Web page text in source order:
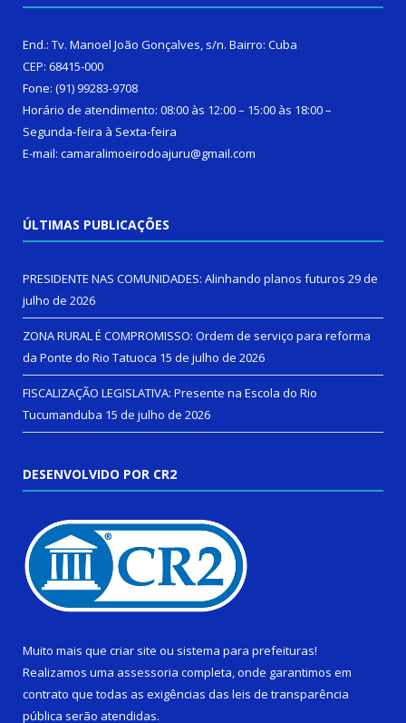
End.: Tv. Manoel João Gonçalves, s/n. Bairro: Cuba
CEP: 68415-000
Fone: (91) 99283-9708
Horário de atendimento: 08:00 às 12:00 – 15:00 às 18:00 –
Segunda-feira à Sexta-feira
E-mail: camaralimoeirodoajuru@gmail.com
ÚLTIMAS PUBLICAÇÕES
PRESIDENTE NAS COMUNIDADES: Alinhando planos futuros 29 de
julho de 2026
ZONA RURAL É COMPROMISSO: Ordem de serviço para reforma
da Ponte do Rio Tatuoca 15 de julho de 2026
FISCALIZAÇÃO LEGISLATIVA: Presente na Escola do Rio
Tucumanduba 15 de julho de 2026
DESENVOLVIDO POR CR2
Muito mais que criar site ou sistema para prefeituras!
Realizamos uma assessoria completa, onde garantimos em
contrato que todas as exigências das leis de transparência
pública serão atendidas.